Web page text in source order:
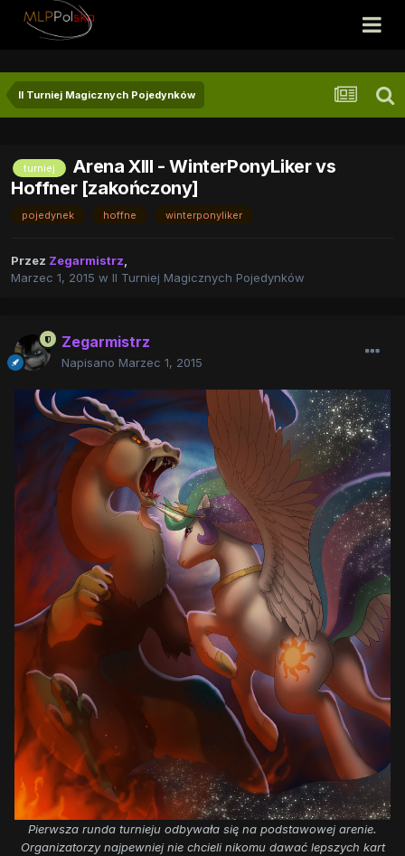
II Turniej Magicznych Pojedynków
turniej
Arena XIII - WinterPonyLiker vs
Hoffner [zakończony]
pojedynek hoffne winterponyliker
Przez Zegarmistrz,
Marzec 1, 2015 w II Turniej Magicznych Pojedynków
Zegarmistrz
Napisano Marzec 1, 2015
Pierwsza runda turnieju odbywała się na podstawowej arenie.
Organizatorzy najpewniej nie chcieli nikomu dawać lepszych kart